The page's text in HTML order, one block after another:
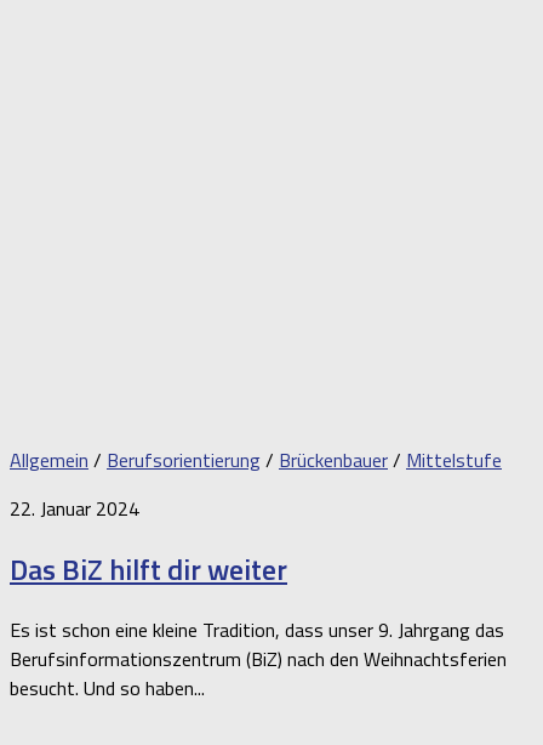
Allgemein / Berufsorientierung/ Brückenbauer/ Mittelstufe
22. Januar 2024
Das BiZ hilft dir weiter
Es ist schon eine kleine Tradition, dass unser 9. Jahrgang das
Berufsinformationszentrum (BiZ) nach den Weihnachtsferien
besucht. Und so haben...